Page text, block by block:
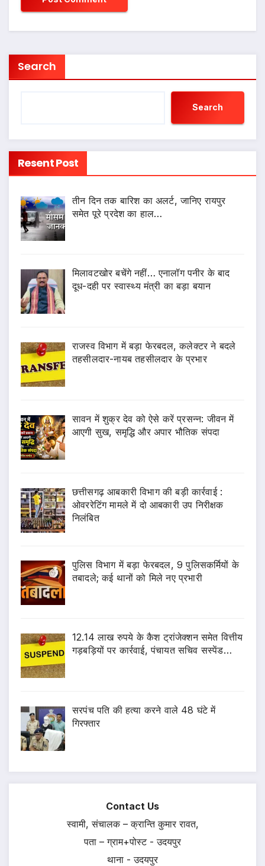
Search
Search
Resent Post
तीन दिन तक बारिश का अलर्ट, जानिए रायपुर
समेत पूरे प्रदेश का हाल…
मिलावटखोर बचेंगे नहीं… एनालॉग पनीर के बाद
दूध-दही पर स्वास्थ्य मंत्री का बड़ा बयान
राजस्व विभाग में बड़ा फेरबदल, कलेक्टर ने बदले
तहसीलदार-नायब तहसीलदार के प्रभार
सावन में शुक्र देव को ऐसे करें प्रसन्न: जीवन में
आएगी सुख, समृद्धि और अपार भौतिक संपदा
छत्तीसगढ़ आबकारी विभाग की बड़ी कार्रवाई :
ओवररेटिंग मामले में दो आबकारी उप निरीक्षक
निलंबित
पुलिस विभाग में बड़ा फेरबदल, 9 पुलिसकर्मियों के
तबादले; कई थानों को मिले नए प्रभारी
12.14 लाख रुपये के कैश ट्रांजेक्शन समेत वित्तीय
गड़बड़ियों पर कार्रवाई, पंचायत सचिव सस्पेंड…
सरपंच पति की हत्या करने वाले 48 घंटे में
गिरफ्तार
Contact Us
स्वामी, संचालक – क्रान्ति कुमार रावत,
पता – ग्राम+पोस्ट - उदयपुर
थाना - उदयपुर